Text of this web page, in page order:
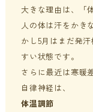
大きな理由は、「
人の体は汗をかき
かし5月はまだ発
すい状態です。
さらに最近は寒暖
自律神経は、
体温調節